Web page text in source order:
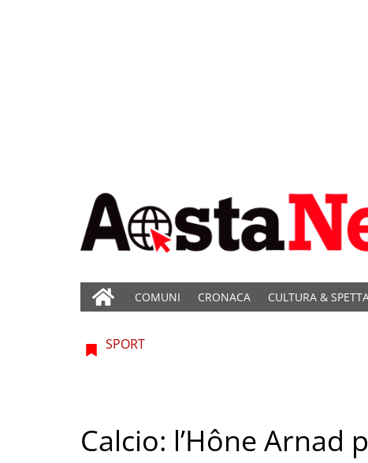
COMUNI CRONACA CULTURA &
SPORT
Calcio: l’Hône Arnad